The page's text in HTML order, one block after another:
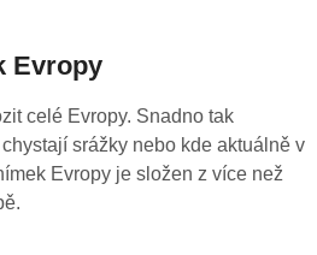
Evropy
celé Evropy. Snadno tak
srážky nebo kde aktuálně v
Evropy je složen z více než